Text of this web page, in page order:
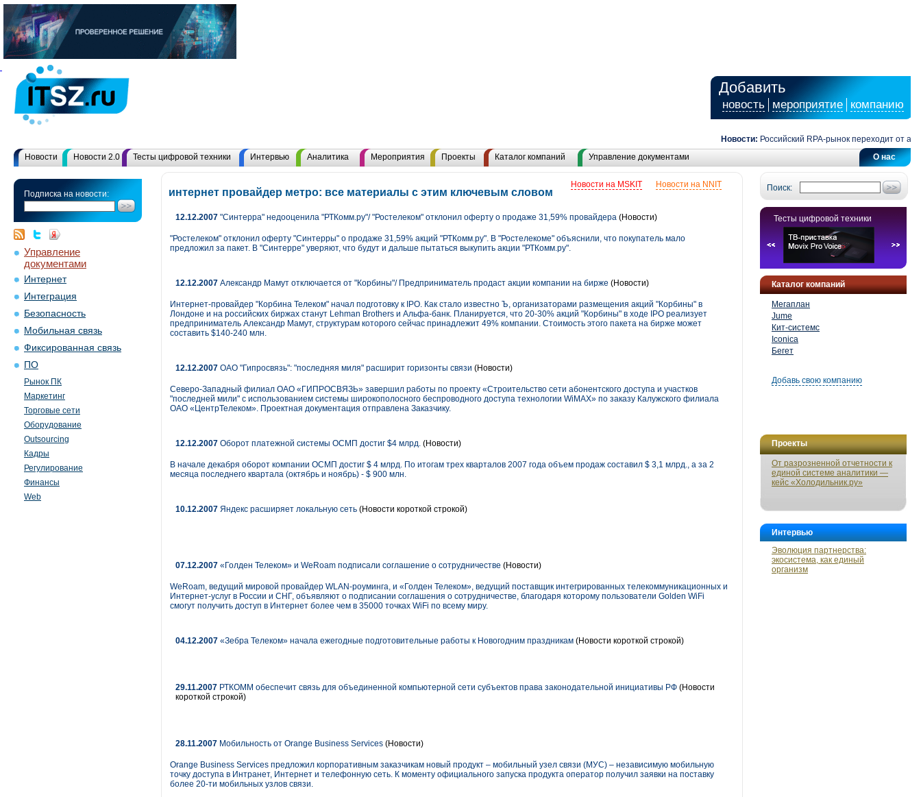
Добавить
новость мероприятие компанию
Новости: Российский RPA-рынок переходит от
О нас
Новости Новости 2.0 Тесты цифровой техники Интервью Аналитика Мероприятия Проекты Каталог компаний Управление документами
Подписка на новости:
Управление
документами
Интернет
Интеграция
Безопасность
Мобильная связь
Фиксированная связь
ПО
Рынок ПК
Маркетинг
Торговые сети
Оборудование
Outsourcing
Кадры
Регулирование
Финансы
Web
Поиск:
Тесты цифровой техники
Каталог компаний
Мегаплан
Jume
Кит-системс
Iconica
Бегет
Добавь свою компанию
Проекты
От разрозненной отчетности к
единой системе аналитики —
кейс «Холодильник.ру»
Интервью
Эволюция партнерства:
экосистема, как единый
организм
Новости на NNIT
Новости на MSKIT
интернет провайдер метро: все материалы с этим ключевым словом
12.12.2007 "Синтерра" недооценила "РТКомм.ру"/ "Ростелеком" отклонил оферту о продаже 31,59% провайдера (Новости)
"Ростелеком" отклонил оферту "Синтерры" о продаже 31,59% акций "РТКомм.ру". В "Ростелекоме" объяснили, что покупатель мало
предложил за пакет. В "Синтерре" уверяют, что будут и дальше пытаться выкупить акции "РТКомм.ру".
12.12.2007 Александр Мамут отключается от "Корбины"/ Предприниматель продаст акции компании на бирже (Новости)
Интернет-провайдер "Корбина Телеком" начал подготовку к IPO. Как стало известно Ъ, организаторами размещения акций "Корбины" в
Лондоне и на российских биржах станут Lehman Brothers и Альфа-банк. Планируется, что 20-30% акций "Корбины" в ходе IPO реализует
предприниматель Александр Мамут, структурам которого сейчас принадлежит 49% компании. Стоимость этого пакета на бирже может
составить $140-240 млн.
12.12.2007 ОАО "Гипросвязь": "последняя миля" расширит горизонты связи (Новости)
Северо-Западный филиал ОАО «ГИПРОСВЯЗЬ» завершил работы по проекту «Строительство сети абонентского доступа и участков
"последней мили" с использованием системы широкополосного беспроводного доступа технологии WiMAX» по заказу Калужского филиала
ОАО «ЦентрТелеком». Проектная документация отправлена Заказчику.
12.12.2007 Оборот платежной системы ОСМП достиг $4 млрд. (Новости)
В начале декабря оборот компании ОСМП достиг $ 4 млрд. По итогам трех кварталов 2007 года объем продаж составил $ 3,1 млрд., а за 2
месяца последнего квартала (октябрь и ноябрь) - $ 900 млн.
10.12.2007 Яндекс расширяет локальную сеть (Новости короткой строкой)
07.12.2007 «Голден Телеком» и WeRoam подписали соглашение о сотрудничестве (Новости)
WeRoam, ведущий мировой провайдер WLAN-роуминга, и «Голден Телеком», ведущий поставщик интегрированных телекоммуникационных и
Интернет-услуг в России и СНГ, объявляют о подписании соглашения о сотрудничестве, благодаря которому пользователи Golden WiFi
смогут получить доступ в Интернет более чем в 35000 точках WiFi по всему миру.
04.12.2007 «Зебра Телеком» начала ежегодные подготовительные работы к Новогодним праздникам (Новости короткой строкой)
29.11.2007 РТКОММ обеспечит связь для объединенной компьютерной сети субъектов права законодательной инициативы РФ (Новости
короткой строкой)
28.11.2007 Мобильность от Orange Business Services (Новости)
Orange Business Services предложил корпоративным заказчикам новый продукт – мобильный узел связи (МУС) – независимую мобильную
точку доступа в Интранет, Интернет и телефонную сеть. К моменту официального запуска продукта оператор получил заявки на поставку
более 20-ти мобильных узлов связи.